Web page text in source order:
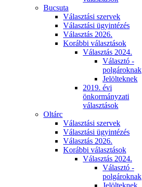
Bucsuta
Választási szervek
Választási ügyintézés
Választás 2026.
Korábbi választások
Választás 2024.
Választó -
polgároknak
Jelölteknek
2019. évi
önkormányzati
választások
Oltárc
Választási szervek
Választási ügyintézés
Választás 2026.
Korábbi választások
Választás 2024.
Választó -
polgároknak
Jelölteknek